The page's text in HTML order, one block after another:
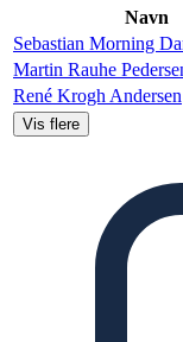
Navn
Sebastian Morning
Martin Rauhe
René Krogh Andersen
Vis flere